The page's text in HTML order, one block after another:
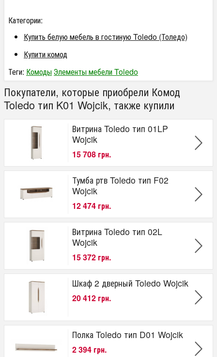
Категории:
Купить белую мебель в гостиную Toledo (Толедо)
Купити комод
Теги: КомодыЭлементы мебели Toledo
Покупатели, которые приобрели Комод
Toledo тип K01 Wojcik, также купили
Витрина Toledo тип 01LP
Wojcik
15 708 грн.
Тумба ртв Toledo тип F02
Wojcik
12 474 грн.
Витрина Toledo тип 02L
Wojcik
15 372 грн.
Шкаф 2 дверный Toledo Wojcik
20 412 грн.
Полка Toledo тип D01 Wojcik
2 394 грн.